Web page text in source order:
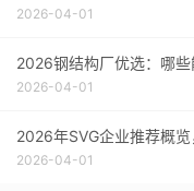
2026-04-01
2026钢结构厂优选：哪
2026-04-01
2026年SVG企业推荐概览
2026-04-01